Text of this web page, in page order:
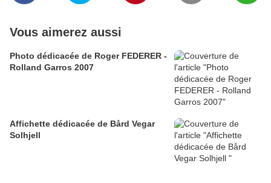
Vous aimerez aussi
Photo dédicacée de Roger FEDERER -
Rolland Garros 2007
Affichette dédicacée de Bård Vegar
Solhjell